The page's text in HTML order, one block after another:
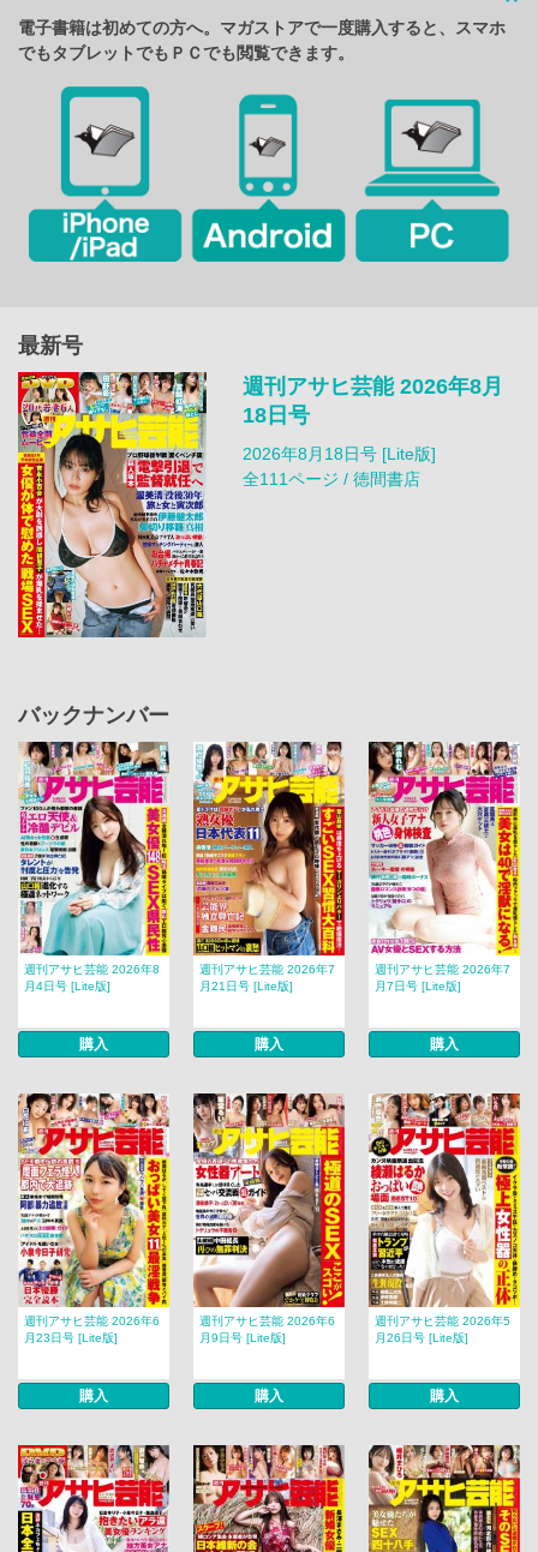
電子書籍は初めての方へ。マガストアで一度購入すると、スマホ
でもタブレットでもＰＣでも閲覧できます。
最新号
週刊アサヒ芸能 2026年8月
18日号
2026年8月18日号 [Lite版]
全111ページ / 徳間書店
バックナンバー
週刊アサヒ芸能 2026年8
月4日号 [Lite版]
購入
週刊アサヒ芸能 2026年7
月21日号 [Lite版]
購入
週刊アサヒ芸能 2026年7
月7日号 [Lite版]
購入
週刊アサヒ芸能 2026年6
月23日号 [Lite版]
購入
週刊アサヒ芸能 2026年6
月9日号 [Lite版]
購入
週刊アサヒ芸能 2026年5
月26日号 [Lite版]
購入